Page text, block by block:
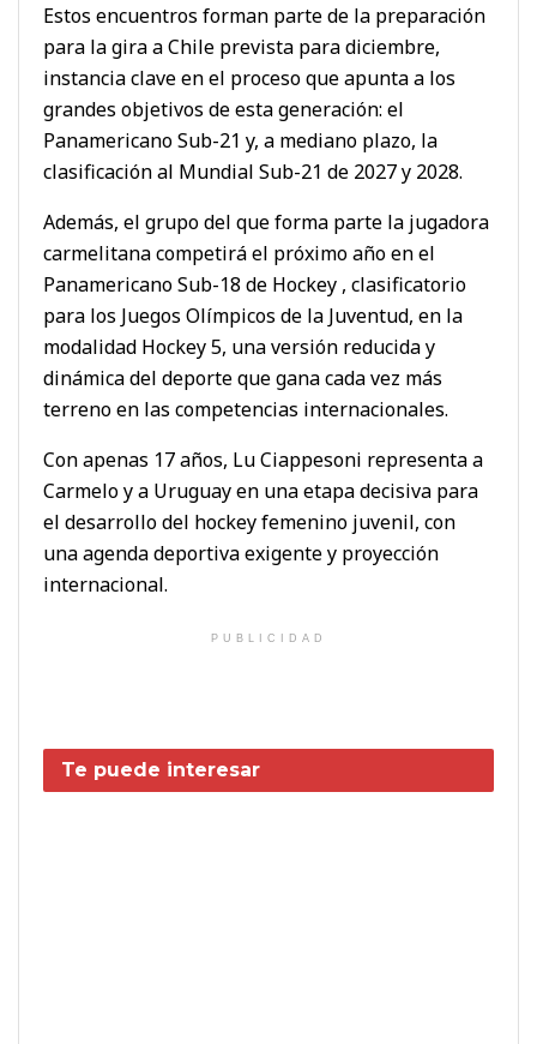
Estos encuentros forman parte de la preparación
para la gira a Chile prevista para diciembre,
instancia clave en el proceso que apunta a los
grandes objetivos de esta generación: el
Panamericano Sub-21 y, a mediano plazo, la
clasificación al Mundial Sub-21 de 2027 y 2028.
Además, el grupo del que forma parte la jugadora
carmelitana competirá el próximo año en el
Panamericano Sub-18 de Hockey , clasificatorio
para los Juegos Olímpicos de la Juventud, en la
modalidad Hockey 5, una versión reducida y
dinámica del deporte que gana cada vez más
terreno en las competencias internacionales.
Con apenas 17 años, Lu Ciappesoni representa a
Carmelo y a Uruguay en una etapa decisiva para
el desarrollo del hockey femenino juvenil, con
una agenda deportiva exigente y proyección
internacional.
PUBLICIDAD
Te puede interesar